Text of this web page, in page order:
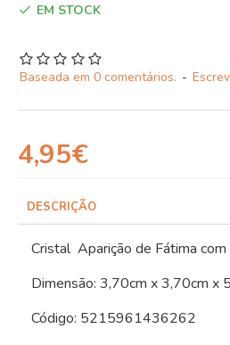
EM STOCK
Baseada em 0 comentários. -
4,95€
DESCRIÇÃO
Cristal Aparição de Fátima com
Dimensão: 3,70cm x 3,70cm x
Código: 5215961436262